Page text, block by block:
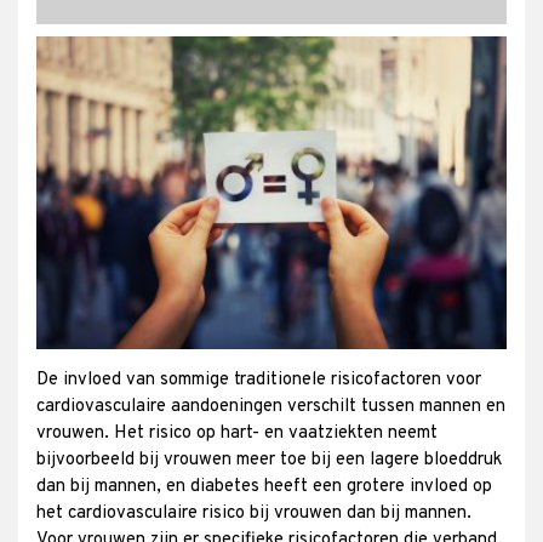
De invloed van sommige traditionele risicofactoren voor
cardiovasculaire aandoeningen verschilt tussen mannen en
vrouwen. Het risico op hart- en vaatziekten neemt
bijvoorbeeld bij vrouwen meer toe bij een lagere bloeddruk
dan bij mannen, en diabetes heeft een grotere invloed op
het cardiovasculaire risico bij vrouwen dan bij mannen.